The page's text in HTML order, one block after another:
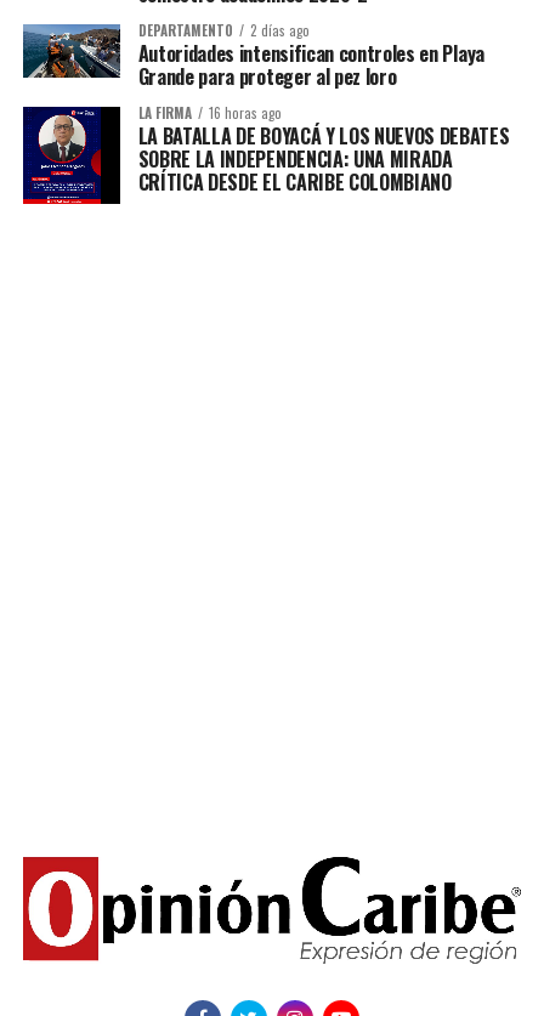
DEPARTAMENTO 2 días ago
Autoridades intensifican controles en Playa
Grande para proteger al pez loro
LA FIRMA 16 horas ago
LA BATALLA DE BOYACÁ Y LOS NUEVOS DEBATES
SOBRE LA INDEPENDENCIA: UNA MIRADA
CRÍTICA DESDE EL CARIBE COLOMBIANO